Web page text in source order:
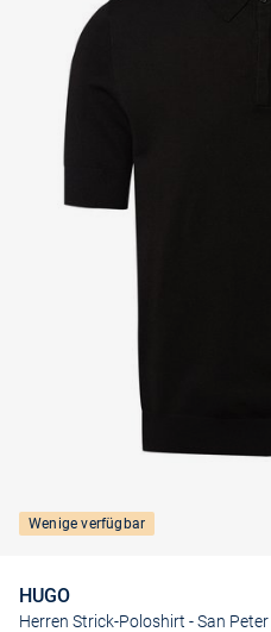
Wenige verfügbar
HUGO
Herren Strick-Poloshirt - San Peter